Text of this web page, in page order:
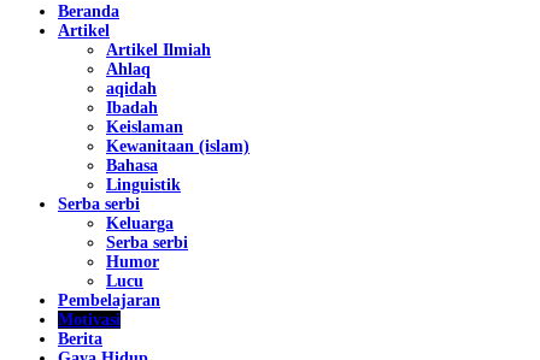
Beranda
Artikel
Artikel Ilmiah
Ahlaq
aqidah
Ibadah
Keislaman
Kewanitaan (islam)
Bahasa
Linguistik
Serba serbi
Keluarga
Serba serbi
Humor
Lucu
Pembelajaran
Motivasi
Berita